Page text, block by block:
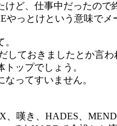
ど、仕事中だったので
やっとけという意味で
ておきましたとか言わ
ップでしょう。
ってすいません。
、嘆き、HADES、